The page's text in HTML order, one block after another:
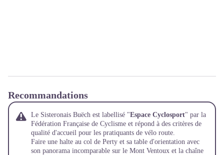
Recommandations
Le Sisteronais Buëch est labellisé "Espace Cyclosport" par la
Fédération Française de Cyclisme et répond à des critères de
qualité d'accueil pour les pratiquants de vélo route.
Faire une halte au col de Perty et sa table d'orientation avec
son panorama incomparable sur le Mont Ventoux et la chaîne